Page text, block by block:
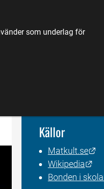
som underlag för
Källor
Matkult.se
Wikipedia
Bonden i